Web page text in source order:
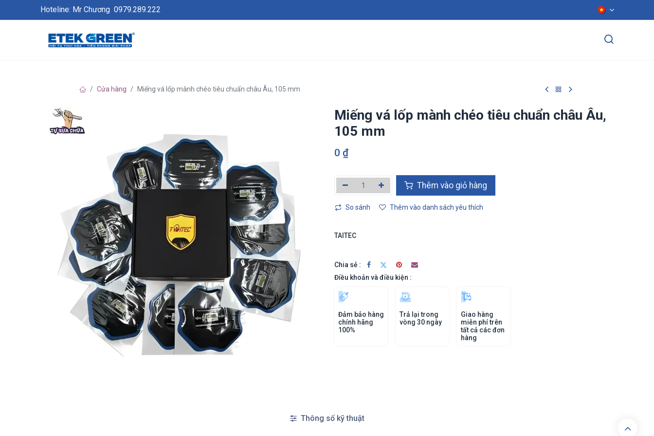
Hoteline: Mr Chương 0979.289.222
Cửa hàng Miếng vá lốp mành chéo tiêu chuẩn châu Âu, 105 mm
Miếng vá lốp mành chéo tiêu chuẩn châu Âu,
105 mm
0 ₫
Thêm vào giỏ hàn​​​​g
So sánh Thêm vào danh sách yêu thích
TAITEC
Chia sẻ :
Điều khoản và điều kiện :
Đảm bảo hàng
chính hãng
100%
Trả lại trong
vòng 30 ngày
Giao hàng
miễn phí trên
tất cả các đơn
hàng
Thông số kỹ thuật